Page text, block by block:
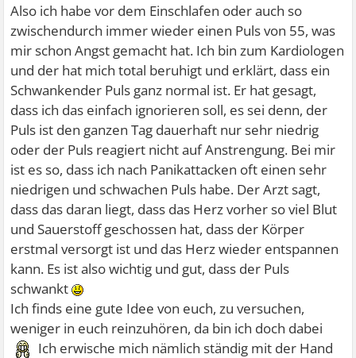
Also ich habe vor dem Einschlafen oder auch so
zwischendurch immer wieder einen Puls von 55, was
mir schon Angst gemacht hat. Ich bin zum Kardiologen
und der hat mich total beruhigt und erklärt, dass ein
Schwankender Puls ganz normal ist. Er hat gesagt,
dass ich das einfach ignorieren soll, es sei denn, der
Puls ist den ganzen Tag dauerhaft nur sehr niedrig
oder der Puls reagiert nicht auf Anstrengung. Bei mir
ist es so, dass ich nach Panikattacken oft einen sehr
niedrigen und schwachen Puls habe. Der Arzt sagt,
dass das daran liegt, dass das Herz vorher so viel Blut
und Sauerstoff geschossen hat, dass der Körper
erstmal versorgt ist und das Herz wieder entspannen
kann. Es ist also wichtig und gut, dass der Puls
schwankt
Ich finds eine gute Idee von euch, zu versuchen,
weniger in euch reinzuhören, da bin ich doch dabei
Ich erwische mich nämlich ständig mit der Hand